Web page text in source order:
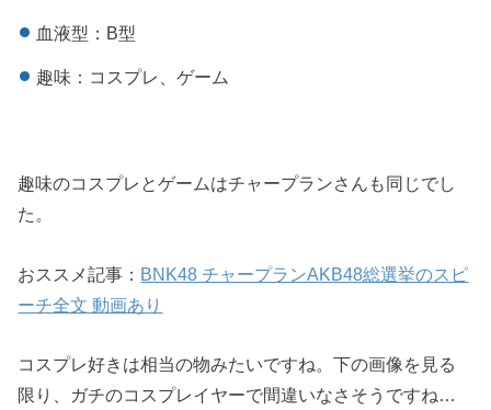
血液型：B型
趣味：コスプレ、ゲーム
趣味のコスプレとゲームはチャープランさんも同じでし
た。
おススメ記事： BNK48 チャープランAKB48総選挙のスピ
ーチ全文 動画あり
コスプレ好きは相当の物みたいですね。下の画像を見る
限り、ガチのコスプレイヤーで間違いなさそうですね…